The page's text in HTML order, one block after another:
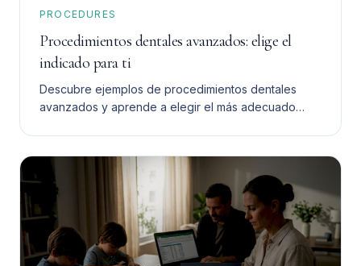
PROCEDURES
Procedimientos dentales avanzados: elige el
indicado para ti
Descubre ejemplos de procedimientos dentales
avanzados y aprende a elegir el más adecuado